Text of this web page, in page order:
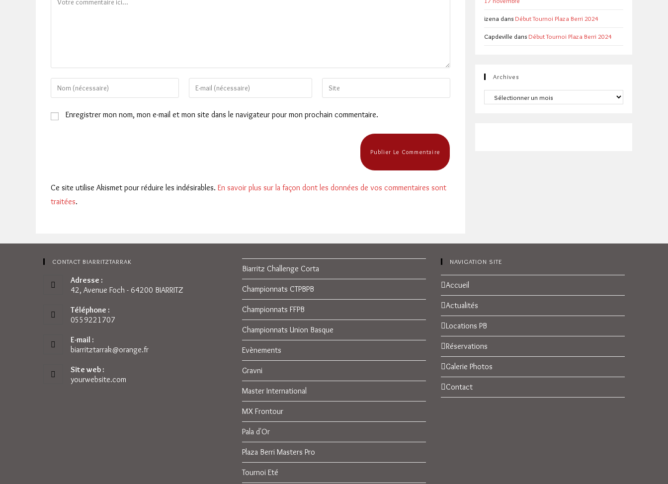
Enter
your
or
Enter
your
Saisir
l’URL
Enregistrer mon nom, mon e-mail et mon site dans le navigateur pour mon prochain commentaire.
Ce site utilise Akismet pour réduire les indésirables. En savoir plus sur la façon dont les données de vos commentaires sont
traitées.
izena dans Début Tournoi Plaza Berri 2024
Capdeville dans Début Tournoi Plaza Berri 2024
Archives
Archives
CONTACT BIARRITZTARRAK
Adresse :
42, Avenue Foch - 64200 BIARRITZ
Téléphone :
0559221707
E-mail :
biarritztarrak@orange.frS’ouvre
Site web :
yourwebsite.com
Biarritz Challenge Corta
Championnats CTPBPB
Championnats FFPB
Championnats Union Basque
Evènements
Gravni
Master International
MX Frontour
Pala d'Or
Plaza Berri Masters Pro
Tournoi Eté
NAVIGATION SITE
Accueil
Actualités
Locations PB
Réservations
Galerie Photos
Contact